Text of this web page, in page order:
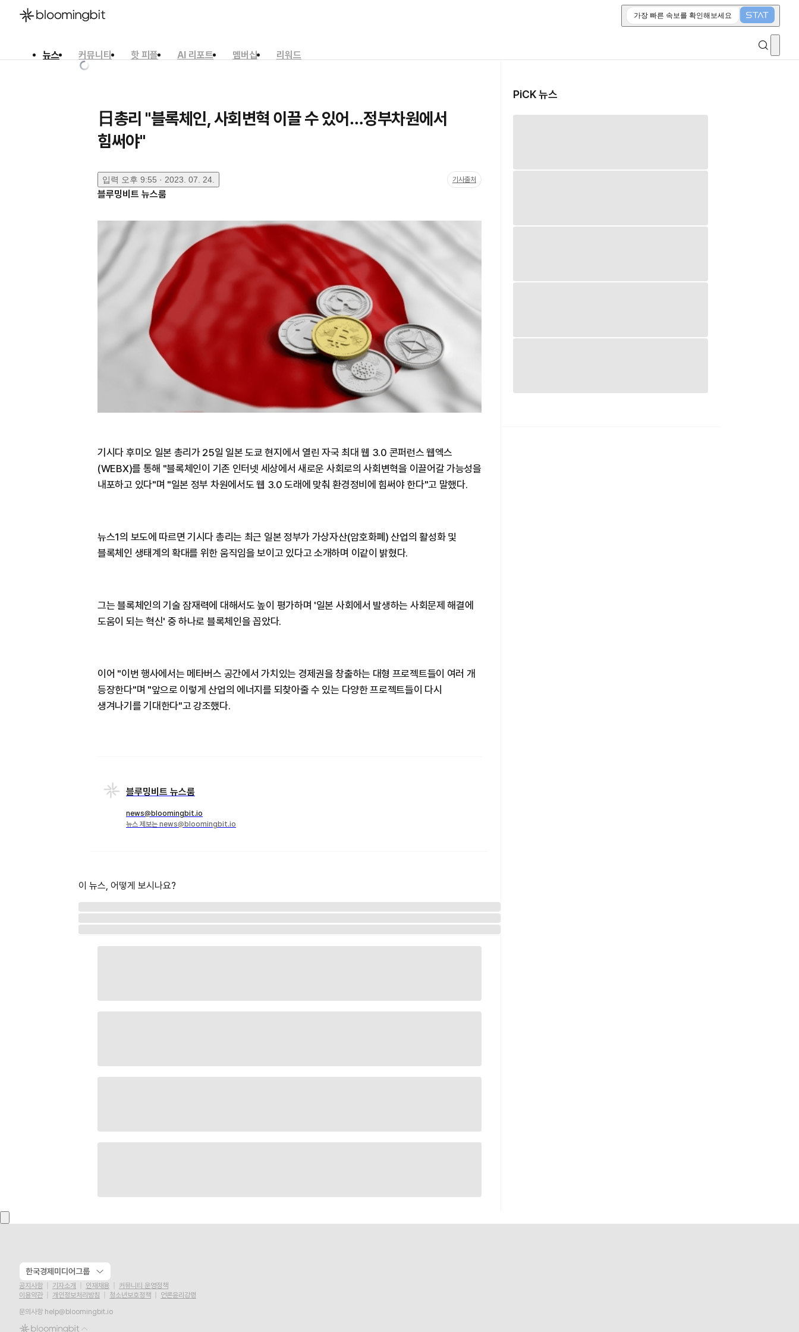
가장 빠른 속보를 확인해보세요
뉴스 커뮤니티 핫 피플 AI 리포트 멤버십
리워드
日총리 "블록체인, 사회변혁 이끌 수 있어…정부차원에서
힘써야"
입력 오후 9:55 · 2023. 07. 24. 기사출처
블루밍비트 뉴스룸
기시다 후미오 일본 총리가 25일 일본 도쿄 현지에서 열린 자국 최대 웹 3.0 콘퍼런스 웹엑스
(WEBX)를 통해 "블록체인이 기존 인터넷 세상에서 새로운 사회로의 사회변혁을 이끌어갈 가능성을
내포하고 있다"며 "일본 정부 차원에서도 웹 3.0 도래에 맞춰 환경정비에 힘써야 한다"고 말했다.
뉴스1의 보도에 따르면 기시다 총리는 최근 일본 정부가 가상자산(암호화폐) 산업의 활성화 및
블록체인 생태계의 확대를 위한 움직임을 보이고 있다고 소개하며 이같이 밝혔다.
그는 블록체인의 기술 잠재력에 대해서도 높이 평가하며 '일본 사회에서 발생하는 사회문제 해결에
도움이 되는 혁신' 중 하나로 블록체인을 꼽았다.
이어 "이번 행사에서는 메타버스 공간에서 가치있는 경제권을 창출하는 대형 프로젝트들이 여러 개
등장한다"며 "앞으로 이렇게 산업의 에너지를 되찾아줄 수 있는 다양한 프로젝트들이 다시
생겨나기를 기대한다"고 강조했다.
블루밍비트 뉴스룸
news@bloomingbit.io
뉴스 제보는 news@bloomingbit.io
이 뉴스, 어떻게 보시나요?
PiCK 뉴스
한국경제미디어그룹
공지사항 기자소개 인재채용
커뮤니티 운영정책
이용약관
개인정보처리방침 청소년보호정책
언론윤리강령
문의사항 help@bloomingbit.io